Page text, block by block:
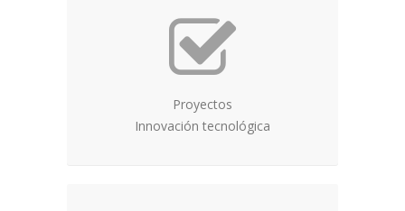
Proyectos
Innovación tecnológica